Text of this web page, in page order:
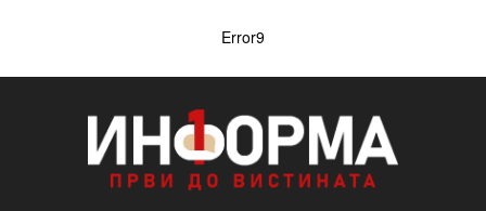
Error9